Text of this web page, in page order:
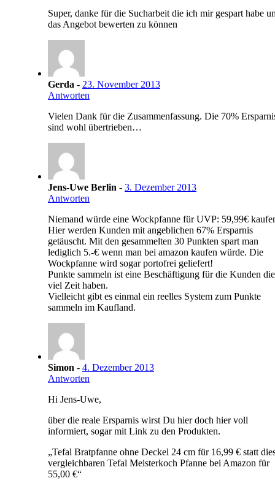
Super, danke für die Sucharbeit die ich mir gespart habe
das Angebot bewerten zu können
Gerda - 23. November 2013
Antworten
Vielen Dank für die Zusammenfassung. Die 70%
sind wohl übertrieben…
Jens-Uwe Berlin - 3. Dezember 2013
Antworten
Niemand würde eine Wockpfanne für UVP: 59,99€
Hier werden Kunden mit angeblichen 67% Ersparnis
getäuscht. Mit den gesammelten 30 Punkten spart man
lediglich 5.-€ wenn man bei amazon kaufen würde. Die
Wockpfanne wird sogar portofrei geliefert!
Punkte sammeln ist eine Beschäftigung für die Kunden
viel Zeit haben.
Vielleicht gibt es einmal ein reelles System zum Punkte
sammeln im Kaufland.
Simon - 4. Dezember 2013
Antworten
Hi Jens-Uwe,
über die reale Ersparnis wirst Du hier doch hier voll
informiert, sogar mit Link zu den Produkten.
„Tefal Bratpfanne ohne Deckel 24 cm für 16,99 € statt
vergleichbaren Tefal Meisterkoch Pfanne bei Amazon für
55,00 €“